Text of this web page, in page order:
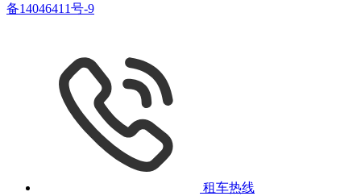
备14046411号-9
租车热线